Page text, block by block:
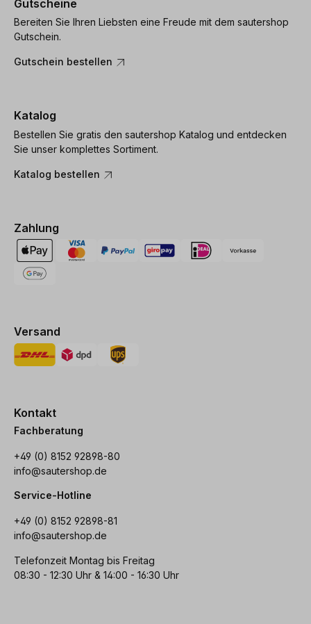
Gutscheine
Bereiten Sie Ihren Liebsten eine Freude mit dem sautershop
Gutschein.
Gutschein bestellen
Katalog
Bestellen Sie gratis den sautershop Katalog und entdecken
Sie unser komplettes Sortiment.
Katalog bestellen
Zahlung
Versand
Kontakt
Fachberatung
+49 (0) 8152 92898-80
info@sautershop.de
Service-Hotline
+49 (0) 8152 92898-81
info@sautershop.de
Telefonzeit Montag bis Freitag
08:30 - 12:30 Uhr & 14:00 - 16:30 Uhr